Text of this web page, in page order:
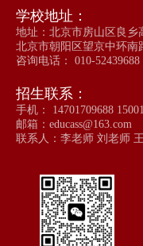
学校地址：
地址：北京市房山区良乡
北京市朝阳区望京中环南
咨询电话： 010-52439688
招生联系：
手机： 14701709688
邮箱：educass@163.com
联系人：李老师 刘老师